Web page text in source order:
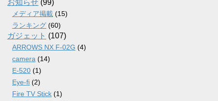
お知らせ (99)
メディア掲載 (15)
ランキング (60)
ガジェット (107)
ARROWS NX F-02G (4)
camera (14)
E-520 (1)
Eye-fi (2)
Fire TV Stick (1)